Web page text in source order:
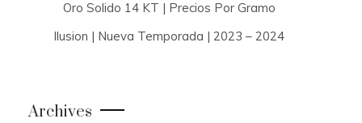
Oro Solido 14 KT | Precios Por Gramo
Ilusion | Nueva Temporada | 2023 – 2024
Archives